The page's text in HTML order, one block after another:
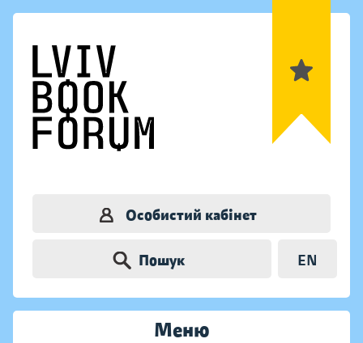
Особистий кабінет
Пошук EN
Меню